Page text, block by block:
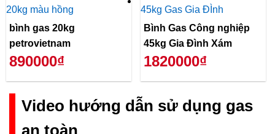
bình gas 20kg
petrovietnam
890000₫
Bình Gas Công nghiệp
45kg Gia Đình Xám
1820000₫
Video hướng dẫn sử dụng gas
an toàn